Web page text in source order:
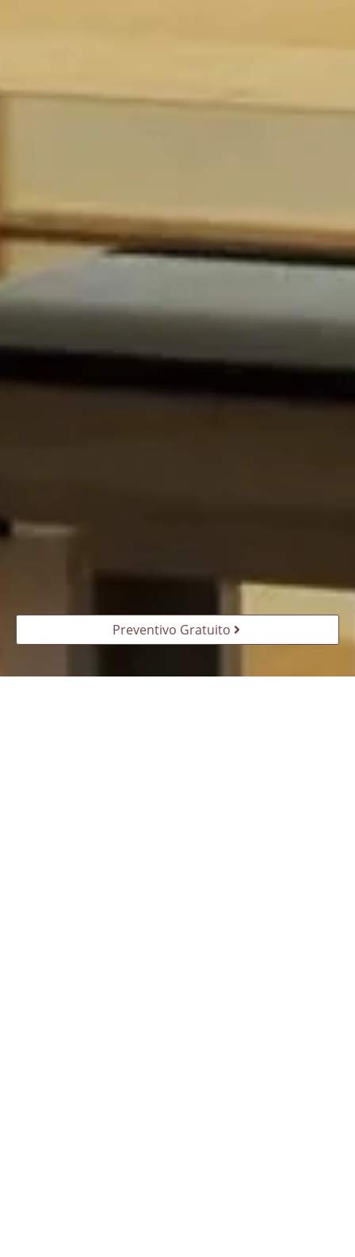
Preventivo Gratuito